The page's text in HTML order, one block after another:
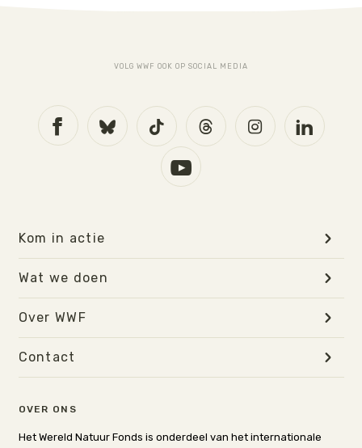
VOLG WWF OOK OP SOCIAL MEDIA
OVER ONS
Het Wereld Natuur Fonds is onderdeel van het internationale
Kom in actie
Wat we doen
Over WWF
Contact